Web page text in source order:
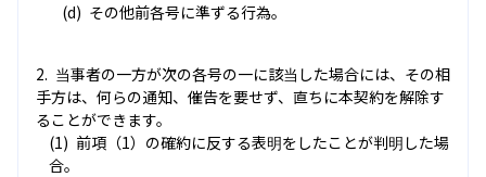
その他前各号に準ずる行為。
当事者の一方が次の各号の一に該当した場合には、その相
手方は、何らの通知、催告を要せず、直ちに本契約を解除す
ることができます。
前項（1）の確約に反する表明をしたことが判明した場
合。